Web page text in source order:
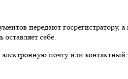
передают
себе.
почту или